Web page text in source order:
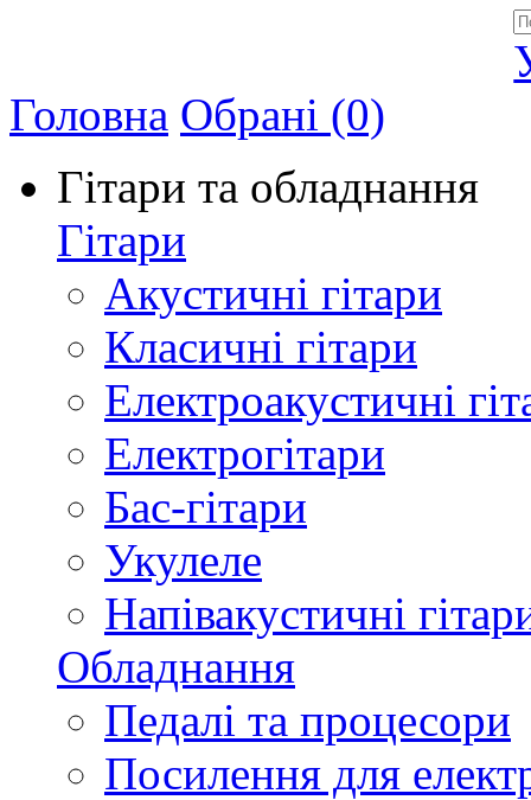
Головна Обрані (0)
Гітари та обладнання
Гітари
Акустичні гітари
Класичні гітари
Електроакустичні
Електрогітари
Бас-гітари
Укулеле
Напівакустичні
Обладнання
Педалі та процесори
Посилення для